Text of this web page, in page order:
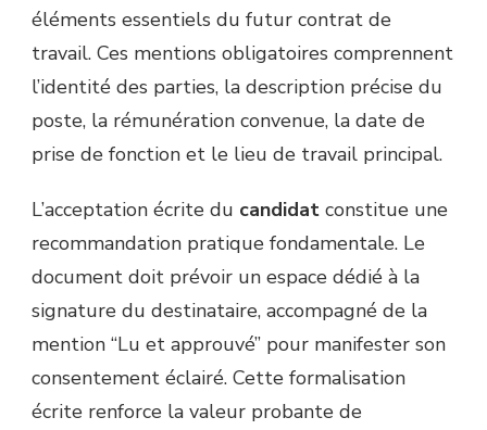
éléments essentiels du futur contrat de
travail. Ces mentions obligatoires comprennent
l’identité des parties, la description précise du
poste, la rémunération convenue, la date de
prise de fonction et le lieu de travail principal.
L’acceptation écrite du candidat constitue une
recommandation pratique fondamentale. Le
document doit prévoir un espace dédié à la
signature du destinataire, accompagné de la
mention “Lu et approuvé” pour manifester son
consentement éclairé. Cette formalisation
écrite renforce la valeur probante de